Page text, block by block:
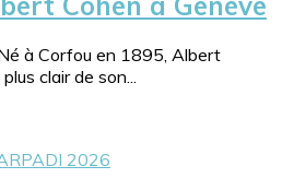
à Corfou en 1895, Albert
clair de son...